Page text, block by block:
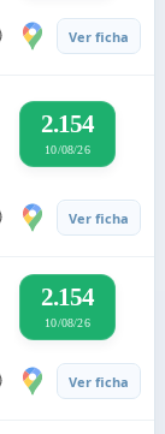
Ver ficha
2.154
10/08/26
Ver ficha
2.154
10/08/26
Ver ficha